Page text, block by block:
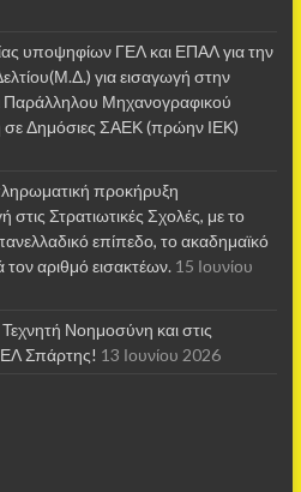
υποψηφίων ΓΕΛ και ΕΠΑΛ για την
για εισαγωγή στην
Παράλληλου Μηχανογραφικού
σε Δημόσιες ΣΑΕΚ (πρώην ΙΕΚ)
προκήρυξη
στις Στρατιωτικές Σχολές, με το
επίπεδο, το ακαδημαϊκό
αριθμό εισακτέων. 15 Ιουνίου
Νοημοσύνη και στις
Σπάρτης! 13 Ιουνίου 2026